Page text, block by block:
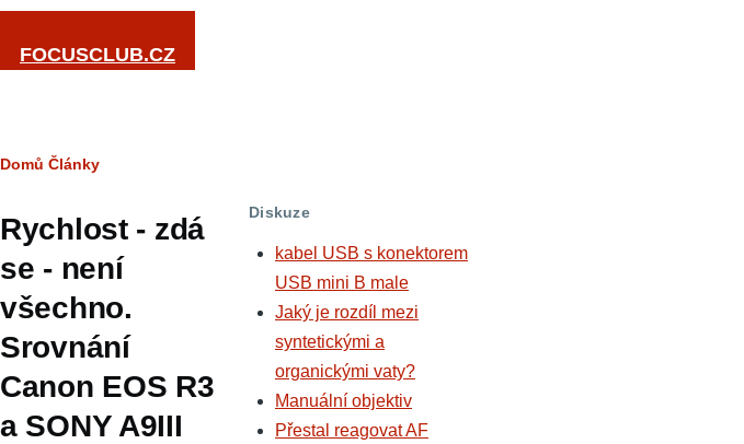
Přejít k hlavnímu obsahu
FOCUSCLUB.CZ
Drobečková
Domů Články
Rychlost - zdá
se - není
všechno.
Srovnání
Canon EOS R3
a SONY A9III
Diskuze
kabel USB s konektorem
USB mini B male
Jaký je rozdíl mezi
syntetickými a
organickými vaty?
Manuální objektiv
Přestal reagovat AF